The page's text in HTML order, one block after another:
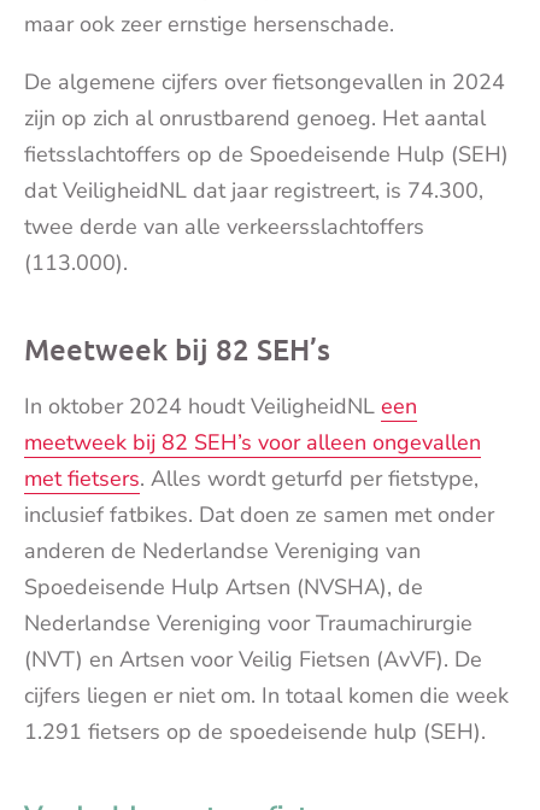
maar ook zeer ernstige hersenschade.
De algemene cijfers over fietsongevallen in 2024
zijn op zich al onrustbarend genoeg. Het aantal
fietsslachtoffers op de Spoedeisende Hulp (SEH)
dat VeiligheidNL dat jaar registreert, is 74.300,
twee derde van alle verkeersslachtoffers
(113.000).
Meetweek bij 82 SEH’s
In oktober 2024 houdt VeiligheidNL een
meetweek bij 82 SEH’s voor alleen ongevallen
met fietsers. Alles wordt geturfd per fietstype,
inclusief fatbikes. Dat doen ze samen met onder
anderen de Nederlandse Vereniging van
Spoedeisende Hulp Artsen (NVSHA), de
Nederlandse Vereniging voor Traumachirurgie
(NVT) en Artsen voor Veilig Fietsen (AvVF). De
cijfers liegen er niet om. In totaal komen die week
1.291 fietsers op de spoedeisende hulp (SEH).